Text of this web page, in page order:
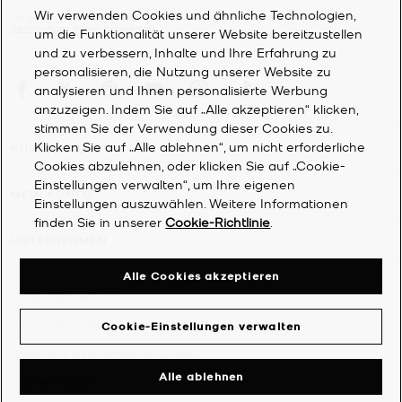
*Es gelten die jeweiligen Bedingungen. Weitere Informationen finden Sie in den
Bedingungen
dieses Programms.
KUNDENDIENST
MEIN KONTO
2026Michael Kors
Datenschutzrichtlinie
Wir verwenden Cookies und ähnliche Technologien,
um die Funktionalität unserer Website bereitzustellen
und zu verbessern, Inhalte und Ihre Erfahrung zu
personalisieren, die Nutzung unserer Website zu
analysieren und Ihnen personalisierte Werbung
anzuzeigen. Indem Sie auf „Alle akzeptieren“ klicken,
stimmen Sie der Verwendung dieser Cookies zu.
Klicken Sie auf „Alle ablehnen“, um nicht erforderliche
Cookies abzulehnen, oder klicken Sie auf „Cookie-
Einstellungen verwalten“, um Ihre eigenen
Einstellungen auszuwählen. Weitere Informationen
finden Sie in unsererCookie-Richtlinie
Cookie-Einstellungen verwalten
Alle ablehnen
Alle Cookies akzeptieren